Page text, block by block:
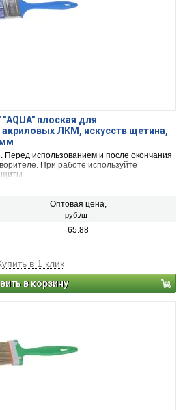
"АQUA" плоская для
ЛКМ, искусств щетина,
Перед использованием и после окончания
При работе используйте
Оптовая цена,
руб./шт.
65.88
в 1 клик
в корзину